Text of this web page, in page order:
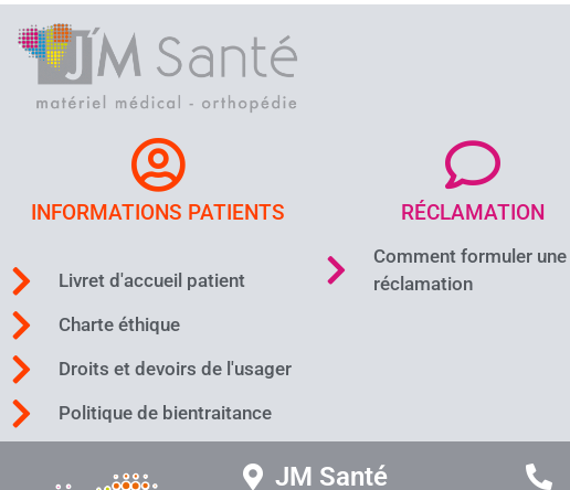
INFORMATIONS PATIENTS
Livret d'accueil patient
Charte éthique
Droits et devoirs de l'usager
Politique de bientraitance
RÉCLAMATION
Comment formuler une
réclamation
JM Santé